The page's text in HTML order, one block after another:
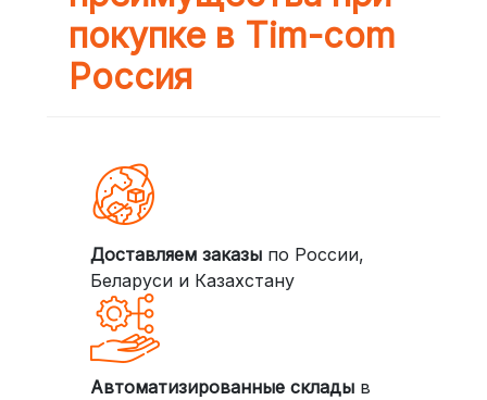
покупке в Tim-com
Россия
Доставляем заказыпо России,
Беларуси и Казахстану
Автоматизированные складыв